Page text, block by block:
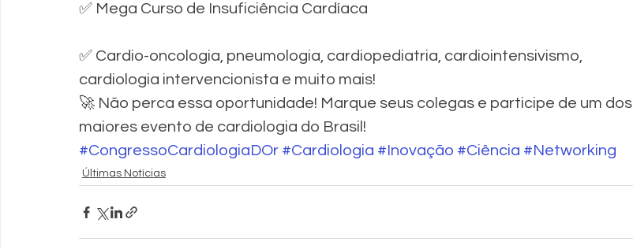
✅ Mega Curso de Insuficiência Cardíaca
✅ Cardio-oncologia, pneumologia, cardiopediatria, cardiointensivismo,
cardiologia intervencionista e muito mais!
🚀 Não perca essa oportunidade! Marque seus colegas e participe de um dos
maiores evento de cardiologia do Brasil!
#CongressoCardiologiaDOr #Cardiologia #Inovação #Ciência #Networking
Últimas Notícias